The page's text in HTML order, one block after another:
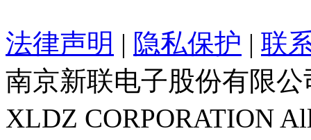
法律声明 | 隐私保护 | 联
南京新联电子股份有限公
XLDZ CORPORATION